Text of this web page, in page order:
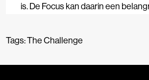
is. De Focus kan daarin een
Tags:The Challenge